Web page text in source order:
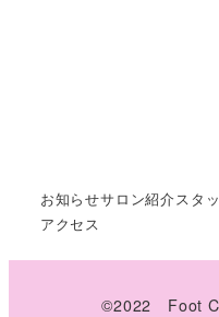
お知らせサロン紹介スタ
アクセス
©️2022 Foot